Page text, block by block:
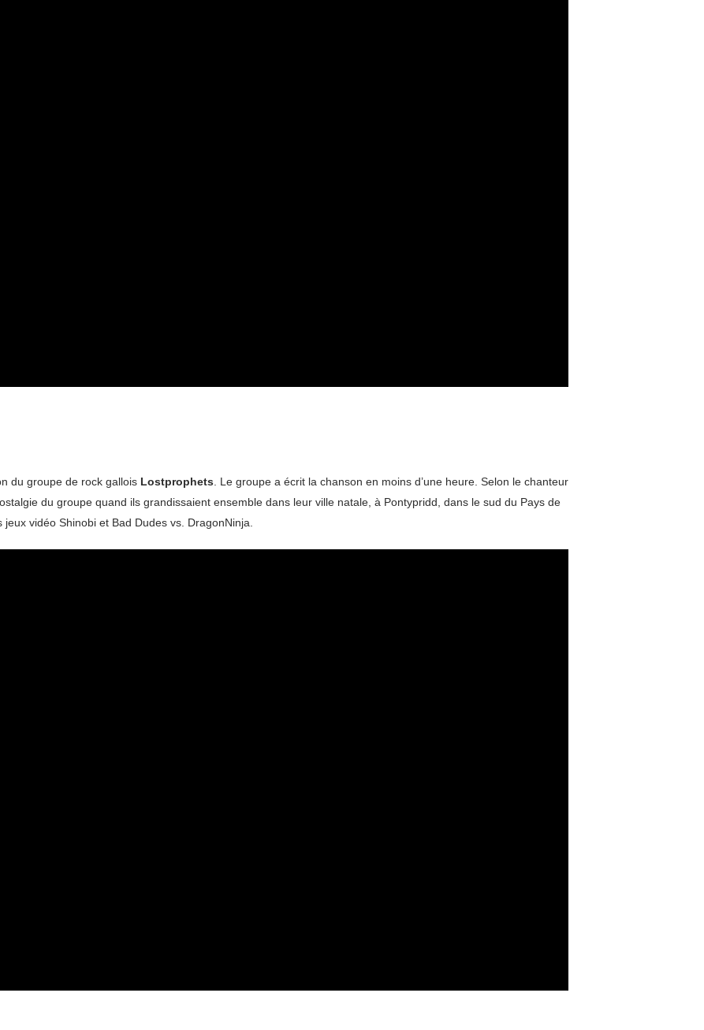
du groupe de rock gallois Lostprophets . Le groupe a écrit la chanson en moins d’une heure. Selon le chanteur
du groupe quand ils grandissaient ensemble dans leur ville natale, à Pontypridd, dans le sud du Pays de
vidéo Shinobi et Bad Dudes vs. DragonNinja.